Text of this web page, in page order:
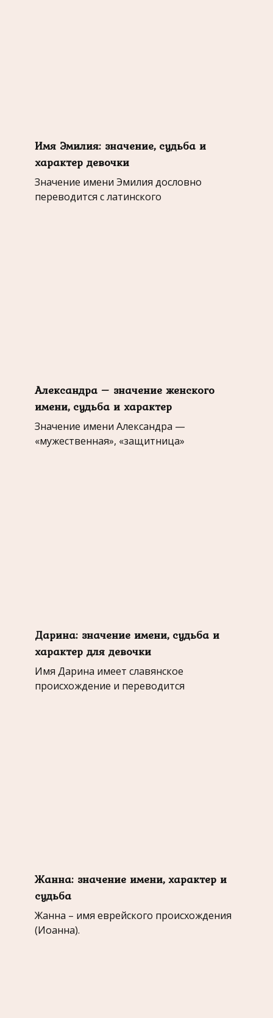
Имя Эмилия: значение, судьба и
характер девочки
Значение имени Эмилия дословно
переводится с латинского
Александра – значение женского
имени, судьба и характер
Значение имени Александра —
«мужественная», «защитница»
Дарина: значение имени, судьба и
характер для девочки
Имя Дарина имеет славянское
происхождение и переводится
Жанна: значение имени, характер и
судьба
Жанна – имя еврейского происхождения
(Иоанна).